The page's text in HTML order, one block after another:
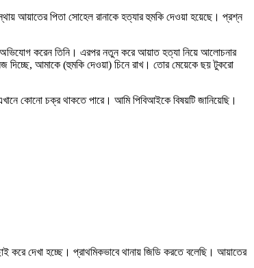
আয়াতের পিতা সোহেল রানাকে হত্যার হুমকি দেওয়া হয়েছে। প্রশ্ন
অভিযোগ করেন তিনি। এরপর নতুন করে আয়াত হত্যা নিয়ে আলোচনার
দিচ্ছে, আমাকে (হুমকি দেওয়া) চিনে রাখ। তোর মেয়েকে ছয় টুকরো
কোনো চক্র থাকতে পারে। আমি পিবিআইকে বিষয়টি জানিয়েছি।
করে দেখা হচ্ছে। প্রাথমিকভাবে থানায় জিডি করতে বলেছি। আয়াতের